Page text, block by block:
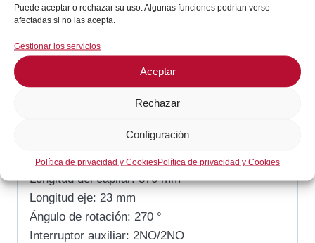
Puede aceptar o rechazar su uso. Algunas funciones podrían verse
afectadas si no las acepta.
Gestionar los servicios
Aceptar
Rechazar
Configuración
Política de privacidad y CookiesPolítica de privacidad y Cookies
Descripción
Temperatura máxima: 110 °C
Diámetro de sonda: 6 mm
Longitud de sonda: 113 mm
Longitud del capilar: 870 mm
Longitud eje: 23 mm
Ángulo de rotación: 270 °
Interruptor auxiliar: 2NO/2NO